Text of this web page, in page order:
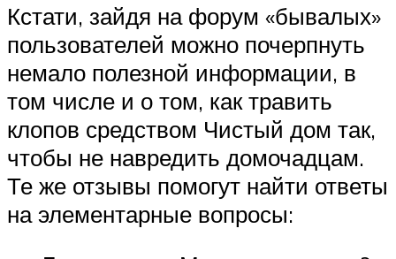
Кстати, зайдя на форум «бывалых»
пользователей можно почерпнуть
немало полезной информации, в
том числе и о том, как травить
клопов средством Чистый дом так,
чтобы не навредить домочадцам.
Те же отзывы помогут найти ответы
на элементарные вопросы: